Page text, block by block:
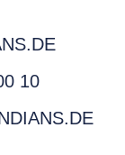
10